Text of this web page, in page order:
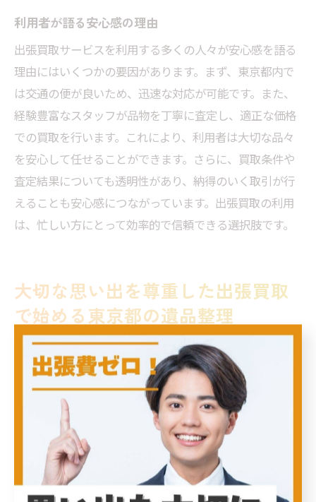
利用者が語る安心感の理由
出張買取サービスを利用する多くの人々が安心感を語る
理由にはいくつかの要因があります。まず、東京都内で
は交通の便が良いため、迅速な対応が可能です。また、
経験豊富なスタッフが品物を丁寧に査定し、適正な価格
での買取を行います。これにより、利用者は大切な品々
を安心して任せることができます。さらに、買取条件や
査定結果についても透明性があり、納得のいく取引が行
えることも安心感につながっています。出張買取の利用
は、忙しい方にとって効率的で信頼できる選択肢です。
大切な思い出を尊重した出張買取
で始める東京都の遺品整理
思い出を守る遺品整理の進め方
遺品整理は、故人の思い出を尊重しながら進める大切な
プロセスです。この作業を行う際には、まず遺族の想い
をしっかりと確認し、どのような品物を大切にしたいか
を一緒に考えることが重要です。特に、東京都内での遺
品整理は、交通の便が良いことから、出張買取を利用す